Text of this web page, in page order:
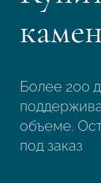
Более 200
объеме.
под заказ